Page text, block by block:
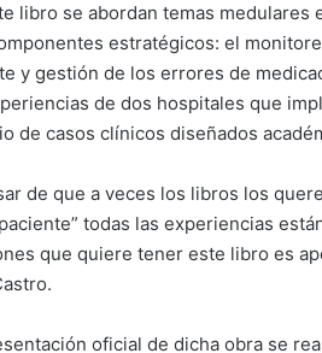
libro se abordan temas
estratégicos: el
y gestión de los errores de
de dos hospitales que
de casos clínicos diseñados
de que a veces los libros los
todas las experiencias
que quiere tener este libro es
oficial de dicha obra se